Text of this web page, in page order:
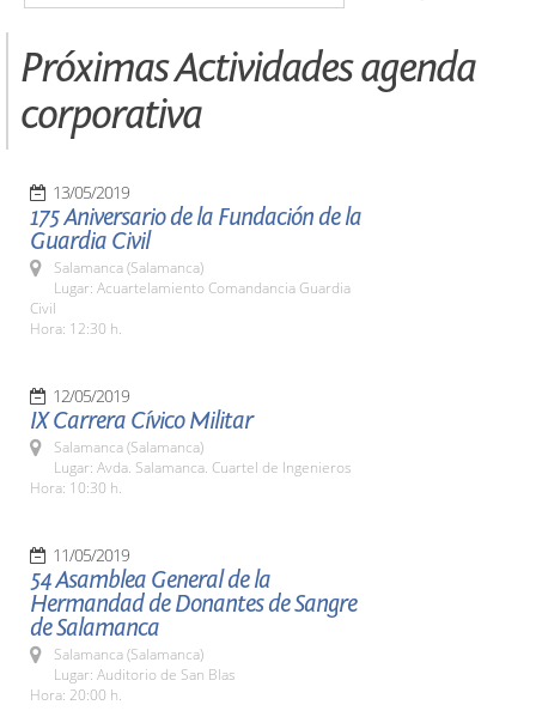
Próximas Actividades agenda
corporativa
13/05/2019
175 Aniversario de la Fundación de la
Guardia Civil
Salamanca (Salamanca)
Lugar: Acuartelamiento Comandancia Guardia
Civil
Hora: 12:30 h.
12/05/2019
IX Carrera Cívico Militar
Salamanca (Salamanca)
Lugar: Avda. Salamanca. Cuartel de Ingenieros
Hora: 10:30 h.
11/05/2019
54 Asamblea General de la
Hermandad de Donantes de Sangre
de Salamanca
Salamanca (Salamanca)
Lugar: Auditorio de San Blas
Hora: 20:00 h.